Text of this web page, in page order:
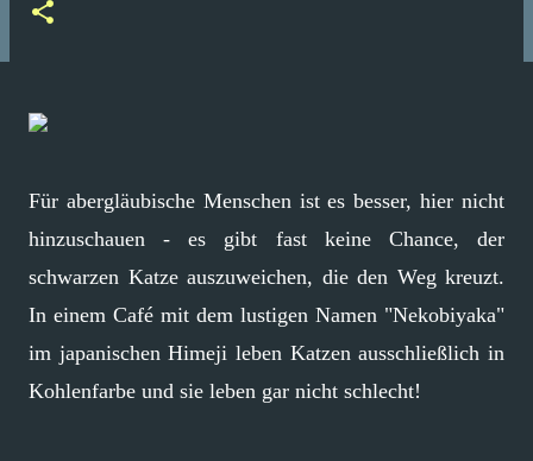
Für abergläubische Menschen ist es besser, hier nicht
hinzuschauen - es gibt fast keine Chance, der
schwarzen Katze auszuweichen, die den Weg kreuzt.
In einem Café mit dem lustigen Namen "Nekobiyaka"
im japanischen Himeji leben Katzen ausschließlich in
Kohlenfarbe und sie leben gar nicht schlecht!